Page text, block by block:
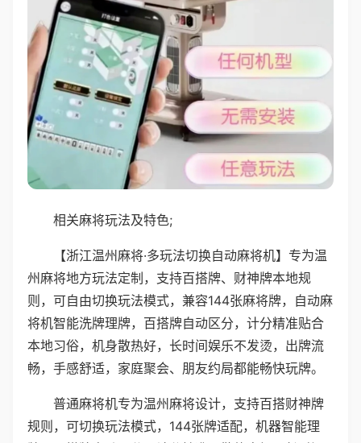
相关麻将玩法及特色;
【浙江温州麻将·多玩法切换自动麻将机】专为温
州麻将地方玩法定制，支持百搭牌、财神牌本地规
则，可自由切换玩法模式，兼容144张麻将牌，自动麻
将机智能洗牌理牌，百搭牌自动区分，计分精准贴合
本地习俗，机身散热好，长时间娱乐不发烫，出牌流
畅，手感舒适，家庭聚会、朋友约局都能畅快玩牌。
普通麻将机专为温州麻将设计，支持百搭财神牌
规则，可切换玩法模式，144张牌适配，机器智能理